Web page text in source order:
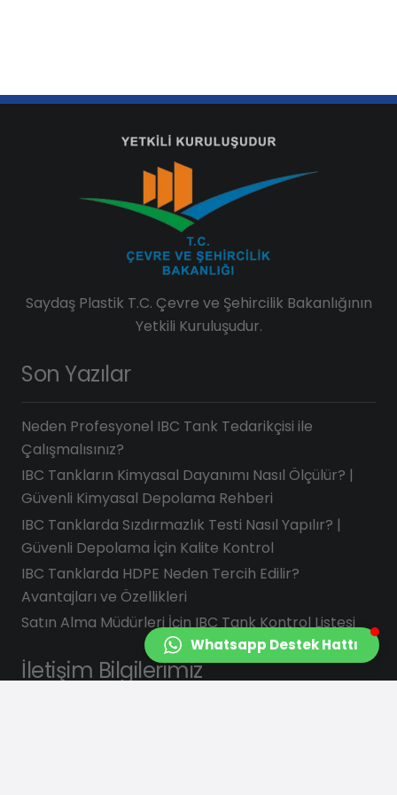
Saydaş Plastik T.C. Çevre ve Şehircilik Bakanlığının
Yetkili Kuruluşudur.
Son Yazılar
Neden Profesyonel IBC Tank Tedarikçisi ile
Çalışmalısınız?
IBC Tankların Kimyasal Dayanımı Nasıl Ölçülür? |
Güvenli Kimyasal Depolama Rehberi
IBC Tanklarda Sızdırmazlık Testi Nasıl Yapılır? |
Güvenli Depolama İçin Kalite Kontrol
IBC Tanklarda HDPE Neden Tercih Edilir?
Avantajları ve Özellikleri
Satın Alma Müdürleri İçin IBC Tank Kontrol Listesi
İletişim Bilgilerimiz
Whatsapp Destek Hattı